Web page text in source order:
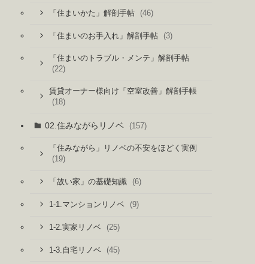
「住まいかた」解剖手帖 (46)
「住まいのお手入れ」解剖手帖 (3)
「住まいのトラブル・メンテ」解剖手帖
(22)
賃貸オーナー様向け「空室改善」解剖手帳
(18)
02.住みながらリノベ (157)
「住みながら」リノベの不安をほどく実例
(19)
「故い家」の基礎知識 (6)
1-1.マンションリノベ (9)
1-2.実家リノベ (25)
1-3.自宅リノベ (45)